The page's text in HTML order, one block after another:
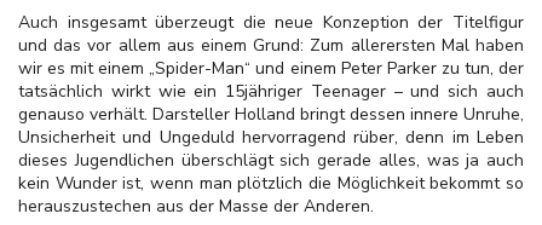
Auch insgesamt überzeugt die neue Konzeption der Titelfigur
und das vor allem aus einem Grund: Zum allerersten Mal haben
wir es mit einem „Spider-Man“ und einem Peter Parker zu tun, der
tatsächlich wirkt wie ein 15jähriger Teenager – und sich auch
genauso verhält. Darsteller Holland bringt dessen innere Unruhe,
Unsicherheit und Ungeduld hervorragend rüber, denn im Leben
dieses Jugendlichen überschlägt sich gerade alles, was ja auch
kein Wunder ist, wenn man plötzlich die Möglichkeit bekommt so
herauszustechen aus der Masse der Anderen.